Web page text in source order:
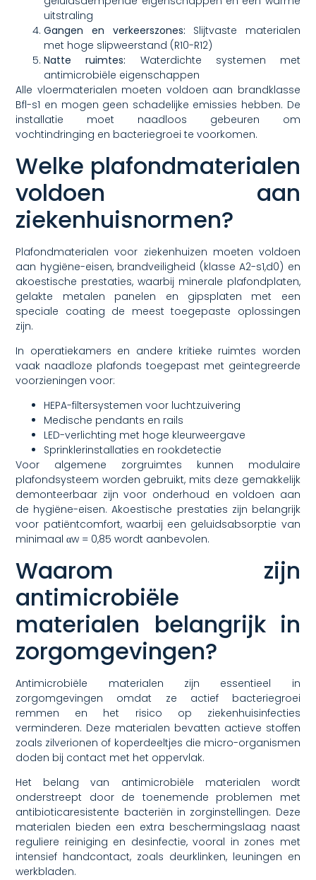
uitstraling
Gangen en verkeerszones: Slijtvaste materialen
met hoge slipweerstand (R10-R12)
Natte ruimtes: Waterdichte systemen met
antimicrobiële eigenschappen
Alle vloermaterialen moeten voldoen aan brandklasse
Bfl-s1 en mogen geen schadelijke emissies hebben. De
installatie moet naadloos gebeuren om
vochtindringing en bacteriegroei te voorkomen.
Welke plafondmaterialen
voldoen aan
ziekenhuisnormen?
Plafondmaterialen voor ziekenhuizen moeten voldoen
aan hygiëne-eisen, brandveiligheid (klasse A2-s1,d0) en
akoestische prestaties, waarbij minerale plafondplaten,
gelakte metalen panelen en gipsplaten met een
speciale coating de meest toegepaste oplossingen
zijn.
In operatiekamers en andere kritieke ruimtes worden
vaak naadloze plafonds toegepast met geïntegreerde
voorzieningen voor:
HEPA-filtersystemen voor luchtzuivering
Medische pendants en rails
LED-verlichting met hoge kleurweergave
Sprinklerinstallaties en rookdetectie
Voor algemene zorgruimtes kunnen modulaire
plafondsysteem worden gebruikt, mits deze gemakkelijk
demonteerbaar zijn voor onderhoud en voldoen aan
de hygiëne-eisen. Akoestische prestaties zijn belangrijk
voor patiëntcomfort, waarbij een geluidsabsorptie van
minimaal αw = 0,85 wordt aanbevolen.
Waarom zijn
antimicrobiële
materialen belangrijk in
zorgomgevingen?
Antimicrobiële materialen zijn essentieel in
zorgomgevingen omdat ze actief bacteriegroei
remmen en het risico op ziekenhuisinfecties
verminderen. Deze materialen bevatten actieve stoffen
zoals zilverionen of koperdeeltjes die micro-organismen
doden bij contact met het oppervlak.
Het belang van antimicrobiële materialen wordt
onderstreept door de toenemende problemen met
antibioticaresistente bacteriën in zorginstellingen. Deze
materialen bieden een extra beschermingslaag naast
reguliere reiniging en desinfectie, vooral in zones met
intensief handcontact, zoals deurklinken, leuningen en
werkbladen.